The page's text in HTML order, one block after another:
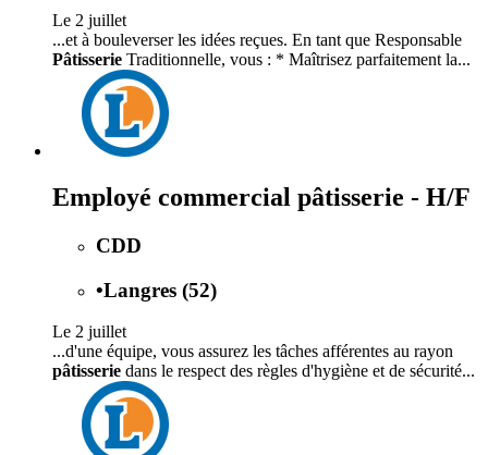
Le 2 juillet
...et à bouleverser les idées reçues. En tant que Responsable
Pâtisserie Traditionnelle, vous : * Maîtrisez parfaitement la...
Employé commercial pâtisserie - H/F
CDD
•Langres (52)
Le 2 juillet
...d'une équipe, vous assurez les tâches afférentes au rayon
pâtisserie dans le respect des règles d'hygiène et de sécurité...